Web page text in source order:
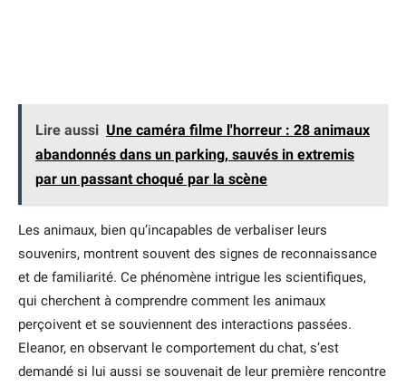
Lire aussi Une caméra filme l'horreur : 28 animaux
abandonnés dans un parking, sauvés in extremis
par un passant choqué par la scène
Les animaux, bien qu’incapables de verbaliser leurs
souvenirs, montrent souvent des signes de reconnaissance
et de familiarité. Ce phénomène intrigue les scientifiques,
qui cherchent à comprendre comment les animaux
perçoivent et se souviennent des interactions passées.
Eleanor, en observant le comportement du chat, s’est
demandé si lui aussi se souvenait de leur première rencontre